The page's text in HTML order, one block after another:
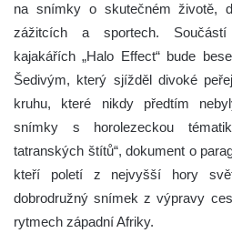
na snímky o skutečném životě,
zážitcích a sportech.
kajakářích „Halo Effect“ bude
Šedivým, který sjížděl divoké
kruhu, které nikdy předtím
snímky s horolezeckou
tatranských štítů“, dokument o
kteří poletí z nejvyšší hory
dobrodružný snímek z výpravy
rytmech západní Afriky.